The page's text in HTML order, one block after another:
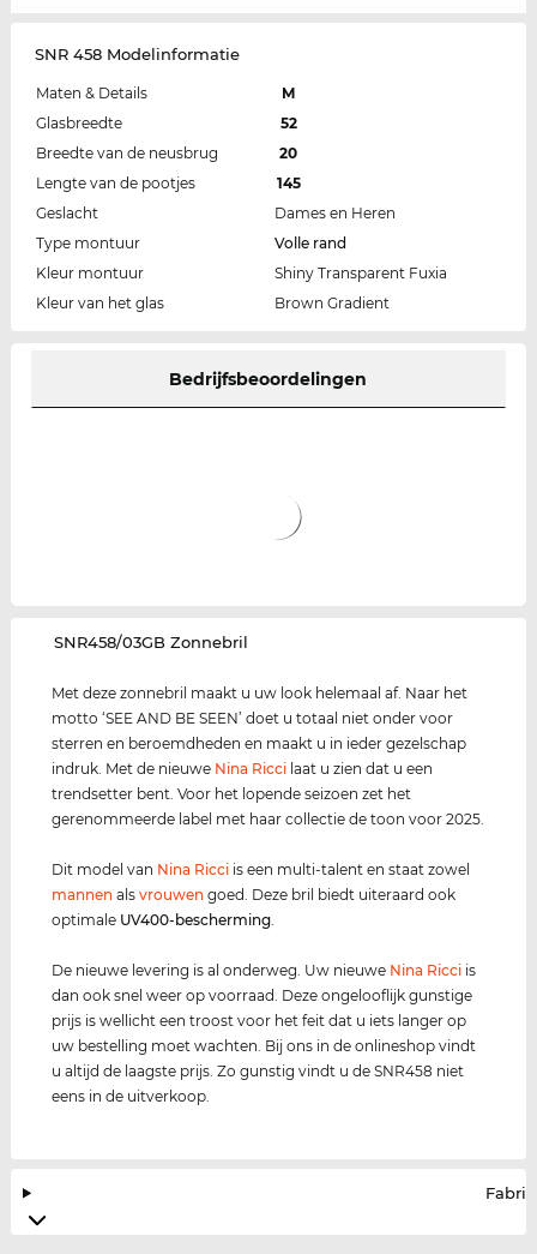
SNR 458 Modelinformatie
Maten & Details
M
Glasbreedte
52
Breedte van de neusbrug
20
Lengte van de pootjes
145
Geslacht
Dames en Heren
Type montuur
Volle rand
Kleur montuur
Shiny Transparent Fuxia
Kleur van het glas
Brown Gradient
Bedrijfsbeoordelingen
‌SNR458/03GB Zonnebril
Met deze zonnebril maakt u uw look helemaal af. Naar het
motto ‘SEE AND BE SEEN’ doet u totaal niet onder voor
sterren en beroemdheden en maakt u in ieder gezelschap
indruk. Met de nieuwe Nina Ricci laat u zien dat u een
trendsetter bent. Voor het lopende seizoen zet het
gerenommeerde label met haar collectie de toon voor 2025.
Dit model van Nina Ricci is een multi-talent en staat zowel
mannen alsvrouwen goed. Deze bril biedt uiteraard ook
optimale UV400-bescherming
De nieuwe levering is al onderweg. Uw nieuwe Nina Ricci is
dan ook snel weer op voorraad. Deze ongelooflijk gunstige
prijs is wellicht een troost voor het feit dat u iets langer op
uw bestelling moet wachten. Bij ons in de onlineshop vindt
u altijd de laagste prijs. Zo gunstig vindt u de SNR458 niet
eens in de uitverkoop.